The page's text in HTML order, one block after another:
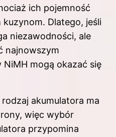
ich pojemność
Dlatego, jeśli
niezawodności, ale
najnowszym
mogą okazać się
akumulatora ma
więc wybór
przypomina